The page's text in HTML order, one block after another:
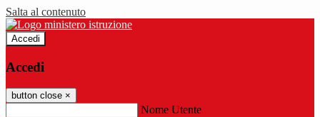
Salta al contenuto
Accedi
Accedi
button close ×
Nome Utente